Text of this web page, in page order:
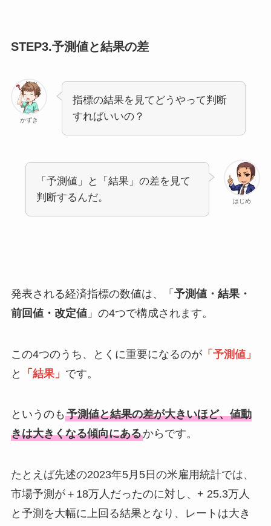
STEP3.予測値と結果の差
かずき
指標の結果を見てどうやって判断
すればいいの？
はじめ
「予測値」と「結果」の差を見て
判断するんだ。
発表される経済指標の数値は、「 予測値・結果・
前回値・改定値」の4つで構成されます。
この4つのうち、とくに重要になるのが「予測値」
と
「結果」 です。
というのも 予測値と結果の差が大きいほど、値動
きは大きくなる傾向にあるからです。
たとえば先述の2023年5月5日の米雇用統計では、
市場予測が＋18万人だったのに対し、+ 25.3万人
と予測を大幅に上回る結果となり、レートは大き